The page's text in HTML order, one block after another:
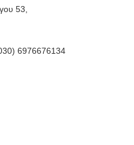
53,
6976676134